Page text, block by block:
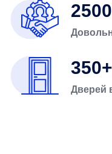
350
Дверей